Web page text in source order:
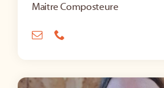
Maitre Composteure